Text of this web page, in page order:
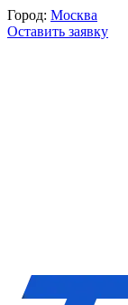
Город: Москва
Оставить заявку